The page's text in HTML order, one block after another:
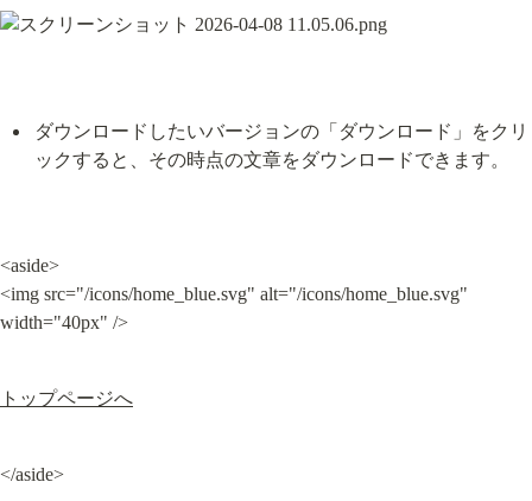
ダウンロードしたいバージョンの「ダウンロード」をクリ
ックすると、その時点の文章をダウンロードできます。
<aside>
<img src="/icons/home_blue.svg" alt="/icons/home_blue.svg"
width="40px" />
トップページへ
</aside>